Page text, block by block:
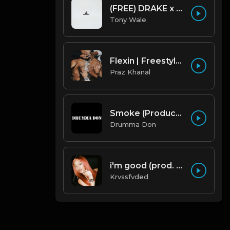
(FREE) DRAKE x FUTURE TYPE BEAT - Under Water 122 bpm (Prod by Tony Wale)
Tony Wale
Flexin | Freestyle Trap Beat [Copyright Free Music]
Praz Khanal
Smoke (Produced By Drumma Don x Beto)
Drumma Don
i'm good (prod. by krvssfvded) 130bpm
Krvssfvded